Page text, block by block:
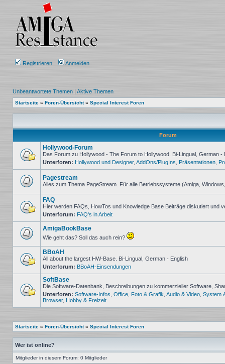
Registrieren Anmelden
Unbeantwortete Themen | Aktive Themen
Startseite » Foren-Übersicht» Special Interest Foren
Forum
Keine
ungelesenen
Beiträge
Hollywood-Forum
Das Forum zu Hollywood - The Forum to Hollywood. Bi-Lingual, German -
Unterforen: Hollywood und Designer, AddOns/PlugIns Präsentationen
ungelesenen
Beiträge
Pagestream
Alles zum Thema PageStream. Für alle Betriebssysteme (Amiga,
Keine
ungelesenen
Beiträge
FAQ
Hier werden FAQs, HowTos und Knowledge Base Beiträge diskutiert und
Unterforum: FAQ's in Arbeit
ungelesenen
Beiträge
AmigaBookBase
Wie geht das? Soll das auch rein?
Keine
ungelesenen
Beiträge
BBoAH
All about the largest HW-Base. Bi-Lingual, German - English
Unterforum: BBoAH-Einsendungen
Keine
ungelesenen
SoftBase
Die Software-Datenbank, Beschreibungen zu kommerzieller Software,
Unterforen: Software-Infos Office Foto & Grafik Audio & Video System
Browser, Hobby & Freizeit
Startseite » Foren-Übersicht» Special Interest Foren
Wer ist online?
Mitglieder in diesem Forum: 0 Mitglieder